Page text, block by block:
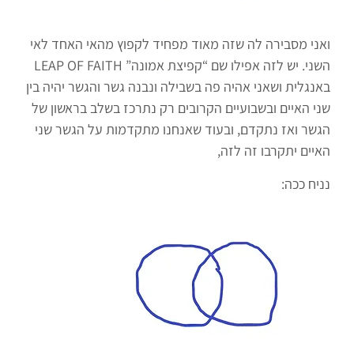
ואני מסבירה לה שזה מאוד מפחיד לקפוץ מהאי האחד לאי
השני. יש לזה אפילו שם “קפיצת אמונה” LEAP OF FAITH
באנגלית ושאני אהיה פה בשבילה ונבנה גשר והגשר יהיה בין
שני האיים ובשבועיים הקרובים רק נתרכז בשלב בראשון של
הגשר ואז נתקדם, ובעוד שאנחנו מתקדמות על הגשר שני
האיים יתקרבו זה לזה,
נניח ככה: